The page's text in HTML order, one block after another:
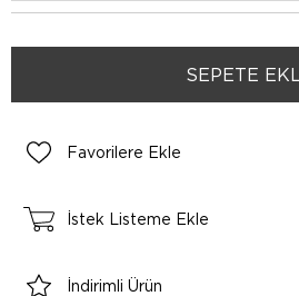
Favorilere Ekle
İstek Listeme Ekle
İndirimli Ürün